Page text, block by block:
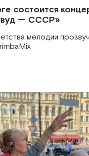
состоится
— СССР»
мелодии